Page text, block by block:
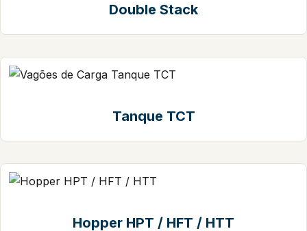
Double Stack
Tanque TCT
Hopper HPT / HFT / HTT